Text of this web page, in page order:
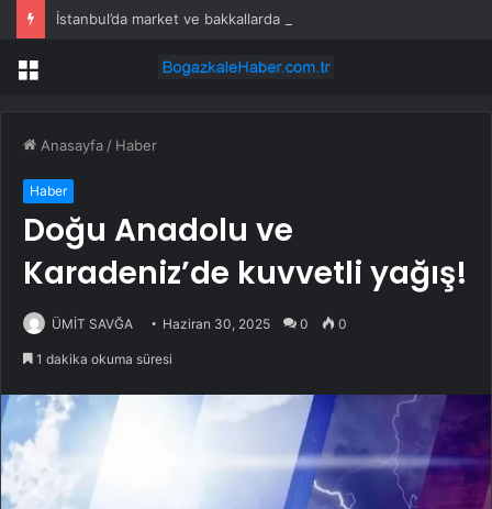
Menü
Anasayfa / Haber
Haber
Doğu Anadolu ve
Karadeniz’de kuvvetli yağış!
ÜMİT SAVĞA Haziran 30, 2025 0 0
1 dakika okuma süresi